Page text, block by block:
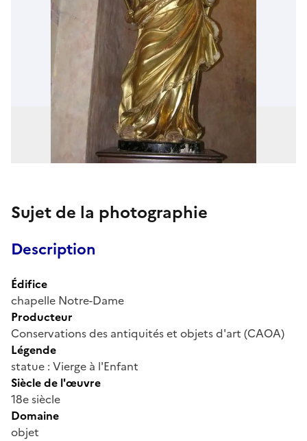
Sujet de la photographie
Description
Édifice
chapelle Notre-Dame
Producteur
Conservations des antiquités et objets d'art (CAOA)
Légende
statue : Vierge à l'Enfant
Siècle de l'œuvre
18e siècle
Domaine
objet